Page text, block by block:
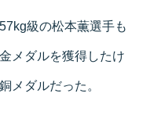
級の松本薫選手も
メダルを獲得したけ
メダルだった。